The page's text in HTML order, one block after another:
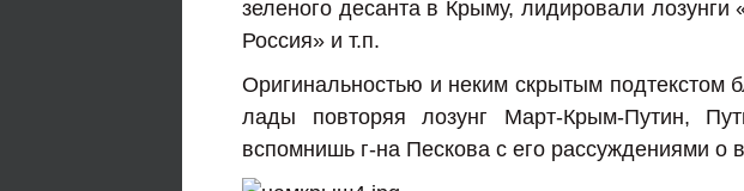
зеленого десанта в Крыму, лидировали
Россия» и т.п.
Оригинальностью и неким скрытым подтекстом
лады повторяя лозунг Март-Крым-Путин,
вспомнишь г-на Пескова с его рассуждениями о